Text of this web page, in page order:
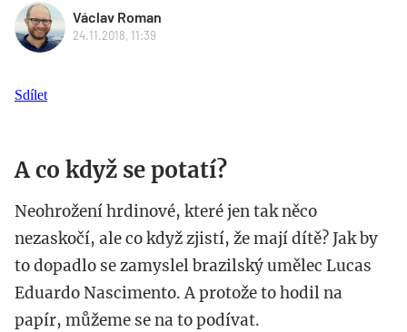
Václav Roman
24.11.2018, 11:39
Sdílet
A co když se potatí?
Neohrožení hrdinové, které jen tak něco
nezaskočí, ale co když zjistí, že mají dítě? Jak by
to dopadlo se zamyslel brazilský umělec Lucas
Eduardo Nascimento. A protože to hodil na
papír, můžeme se na to podívat.